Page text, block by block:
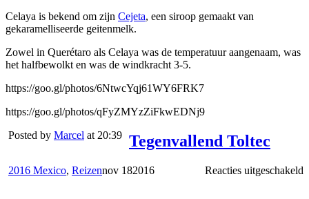
Celaya is bekend om zijn Cejeta, een siroop gemaakt van
gekaramelliseerde geitenmelk.
Zowel in Querétaro als Celaya was de temperatuur aangenaam, was
het halfbewolkt en was de windkracht 3-5.
https://goo.gl/photos/6NtwcYqj61WY6FRK7
https://goo.gl/photos/qFyZMYzZiFkwEDNj9
Posted by Marcel at 20:39 Tegenvallend Toltec
2016 Mexico, Reizen Reacties uitgeschakeld
nov 182016